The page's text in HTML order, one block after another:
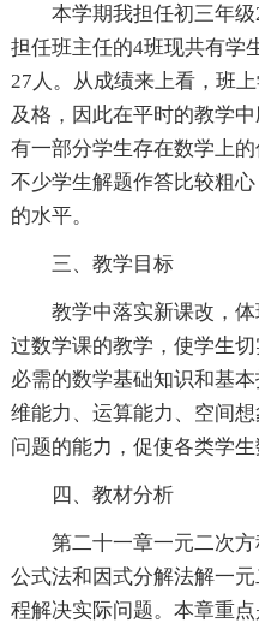
本学期我担任初三年
担任班主任的4班现共有学
27人。从成绩来上看，班
及格，因此在平时的教学
有一部分学生存在数学上
不少学生解题作答比较粗
的水平。
三、教学目标
教学中落实新课改，
过数学课的教学，使学生
必需的数学基础知识和基
维能力、运算能力、空间
问题的能力，促使各类学
四、教材分析
第二十一章一元二次方
公式法和因式分解法解一
程解决实际问题。本章重